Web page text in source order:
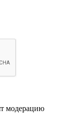
модерацию